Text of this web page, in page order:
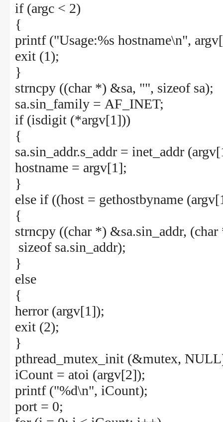
if (argc < 2)
{
printf ("Usage:%s hostname\n",
exit (1);
}
strncpy ((char *) &sa, "", sizeof sa);
sa.sin_family = AF_INET;
if (isdigit (*argv[1]))
{
sa.sin_addr.s_addr = inet_addr
hostname = argv[1];
}
else if ((host = gethostbyname
{
strncpy ((char *) &sa.sin_addr,
sizeof sa.sin_addr);
}
else
{
herror (argv[1]);
exit (2);
}
pthread_mutex_init (&mutex,
iCount = atoi (argv[2]);
printf ("%d\n", iCount);
port = 0;